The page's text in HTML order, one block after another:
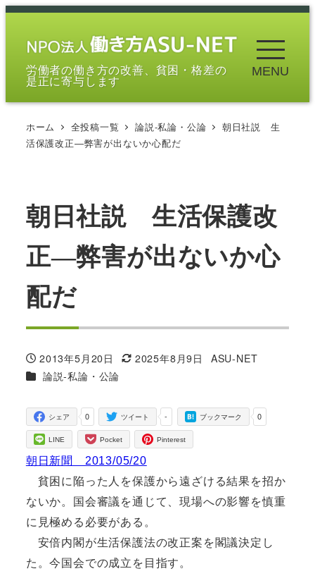
メ
労働者の働き方の改善、貧困・格差の
是正に寄与します
MENU
ホーム 全投稿一覧 論説-私論・公論
朝日社説 生
活保護改正―弊害が出ないか心配だ
朝日社説 生活保護改
正―弊害が出ないか心
配だ
投稿日
2013年5月20日
更新日
2025年8月9日
著
ASU-NET
カテゴリー
論説-私論・公論
0
シェア -
ツイート 0
ブックマーク
LINE Pocket Pinterest
朝日新聞 2013/05/20
貧困に陥った人を保護から遠ざける結果を招か
ないか。国会審議を通じて、現場への影響を慎重
に見極める必要がある。
安倍内閣が生活保護法の改正案を閣議決定し
た。今国会での成立を目指す。